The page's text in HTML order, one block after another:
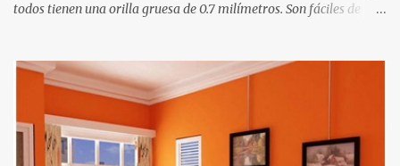
todos tienen una orilla gruesa de 0.7 milímetros. Son fáciles de
matemáticos, para decorar los cumpleaños de los niños, entre
otras cosas.